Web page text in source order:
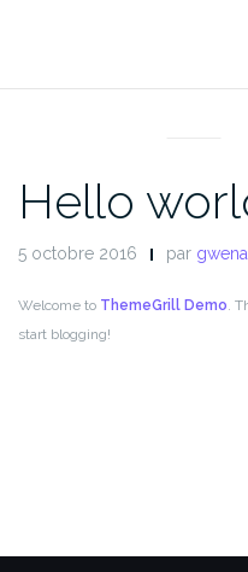
Hello
5 octobre 2016 par
Welcome to ThemeGrill Demo.
start blogging!